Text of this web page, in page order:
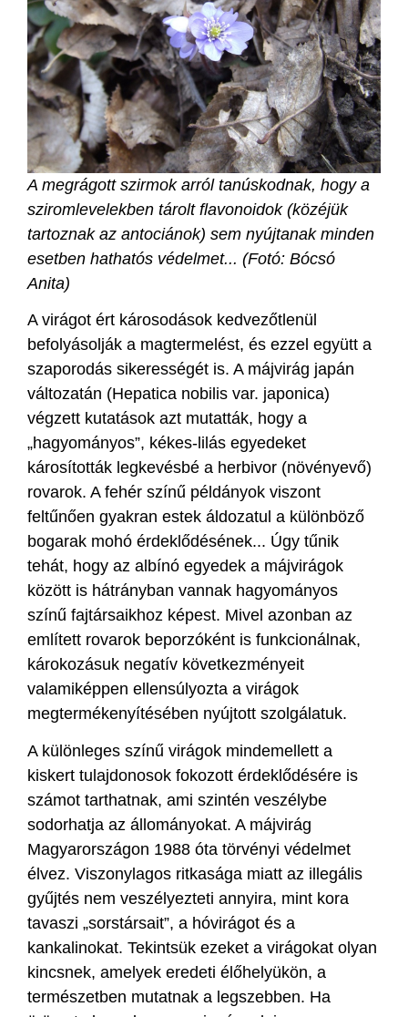
A megrágott szirmok arról tanúskodnak, hogy a
sziromlevelekben tárolt flavonoidok (közéjük
tartoznak az antociánok) sem nyújtanak minden
esetben hathatós védelmet... (Fotó: Bócsó
Anita)
A virágot ért károsodások kedvezőtlenül
befolyásolják a magtermelést, és ezzel együtt a
szaporodás sikerességét is. A májvirág japán
változatán (Hepatica nobilis var. japonica)
végzett kutatások azt mutatták, hogy a
„hagyományos”, kékes-lilás egyedeket
károsították legkevésbé a herbivor (növényevő)
rovarok. A fehér színű példányok viszont
feltűnően gyakran estek áldozatul a különböző
bogarak mohó érdeklődésének... Úgy tűnik
tehát, hogy az albínó egyedek a májvirágok
között is hátrányban vannak hagyományos
színű fajtársaikhoz képest. Mivel azonban az
említett rovarok beporzóként is funkcionálnak,
károkozásuk negatív következményeit
valamiképpen ellensúlyozta a virágok
megtermékenyítésében nyújtott szolgálatuk.
A különleges színű virágok mindemellett a
kiskert tulajdonosok fokozott érdeklődésére is
számot tarthatnak, ami szintén veszélybe
sodorhatja az állományokat. A májvirág
Magyarországon 1988 óta törvényi védelmet
élvez. Viszonylagos ritkasága miatt az illegális
gyűjtés nem veszélyezteti annyira, mint kora
tavaszi „sorstársait”, a hóvirágot és a
kankalinokat. Tekintsük ezeket a virágokat olyan
kincsnek, amelyek eredeti élőhelyükön, a
természetben mutatnak a legszebben. Ha